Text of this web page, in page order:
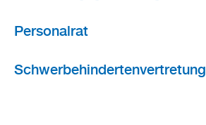
Personalrat
Schwerbehindertenvertretung